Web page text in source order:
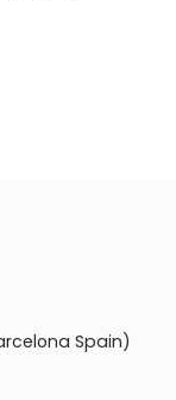
Spain)